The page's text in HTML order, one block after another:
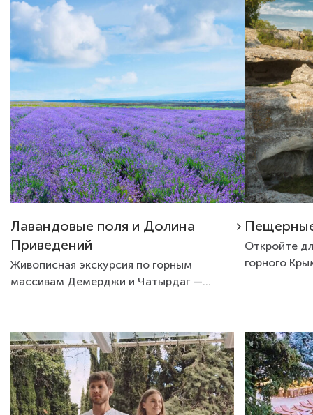
Отличная
мнению,
Крыму:
не было
было к
здесь
как отель
именно
Спасибо!
Лавандовые поля и Долина
Приведений
Живописная экскурсия по горным
массивам Демерджи и Чатырдаг —
Откройте
горного